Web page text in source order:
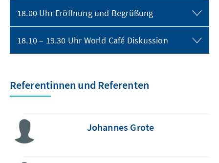
18.00 Uhr Eröffnung und Begrüßung
18.10 – 19.30 Uhr World Café Diskussion
Referentinnen und Referenten
Johannes Grote